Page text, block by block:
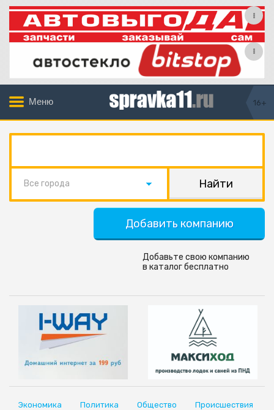
Меню 16+
Все города
Добавить компанию
Добавьте свою компанию
в каталог бесплатно
Экономика Политика Общество
Происшествия